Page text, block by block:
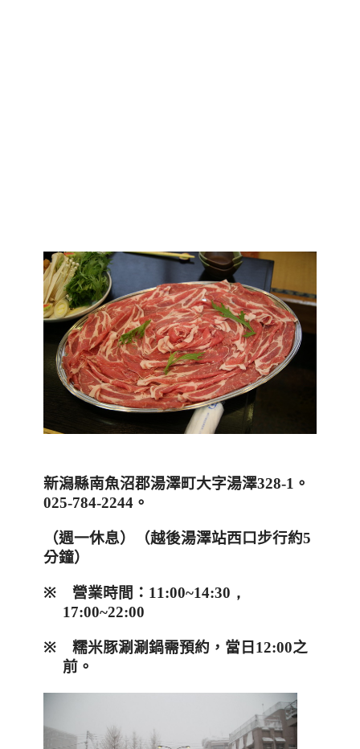
新潟縣南魚沼郡湯澤町大字湯澤328-1 。
025-784-2244 。
（週一休息）（越後湯澤站西口步行約5
分鐘）
※ 營業時間： 11:00~14:30，
17:00~22:00
※ 糯米豚涮涮鍋需預約，當日 12:00之
前。